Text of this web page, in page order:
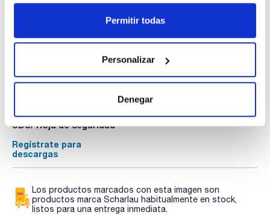
Permitir todas
Personalizar
Denegar
Documentación técnica
TDS / Ficha técnica
descargas
COA
Regístrate para
descargas
SDS/ Hoja de seguridad
Regístrate para
descargas
Los productos marcados con esta imagen son
productos marca Scharlau habitualmente en stock,
listos para una entrega inmediata.